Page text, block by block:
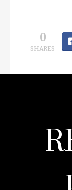
medina,
luxo de